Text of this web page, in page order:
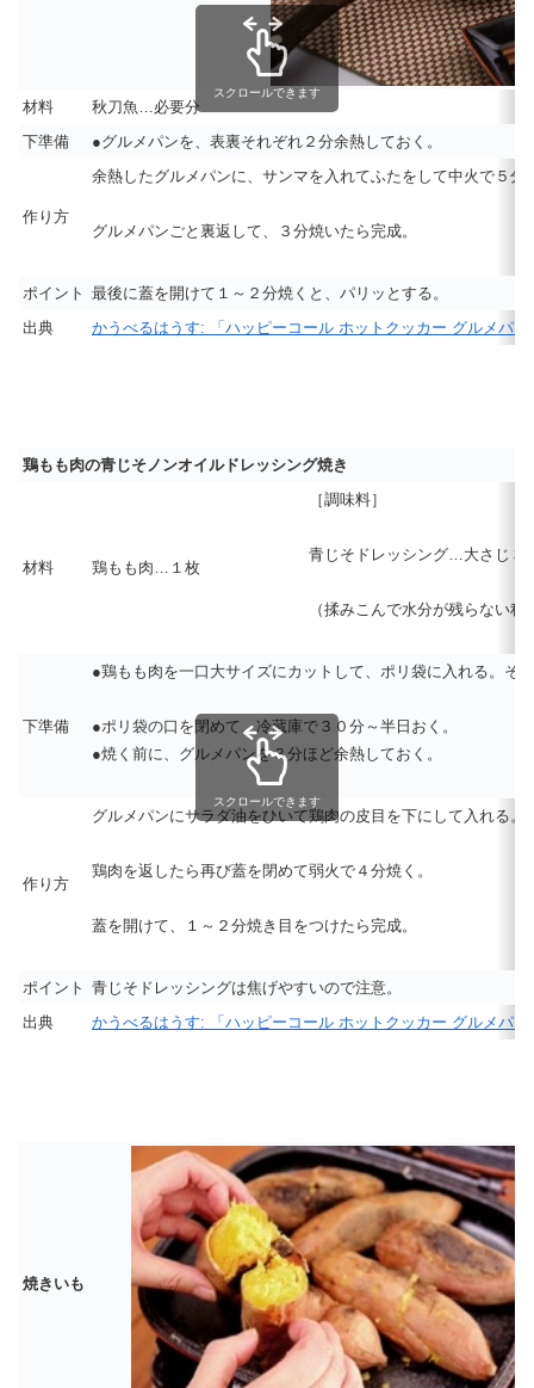
材料
秋刀魚…必要分
下準備
●グルメパンを、表裏それぞれ２分余熱しておく。
作り方
余熱したグルメパンに、サンマを入れてふたをして中火で５分
グルメパンごと裏返して、３分焼いたら完成。
ポイント 最後に蓋を開けて１～２分焼くと、パリッとする。
出典
かうべるはうす: 「ハッピーコール ホットクッカー グルメパン
スクロールできます
鶏もも肉の青じそノンオイルドレッシング焼き
材料 鶏もも肉…１枚
［調味料］
青じそドレッシング…大さじ３
（揉みこんで水分が残らない程
下準備
●鶏もも肉を一口大サイズにカットして、ポリ袋に入れる。そ
●ポリ袋の口を閉めて、冷蔵庫で３０分～半日おく。
●焼く前に、グルメパンを３分ほど余熱しておく 。
作り方
グルメパンにサラダ油をひいて鶏肉の皮目を下にして入れる。
鶏肉を返したら再び蓋を閉めて弱火で４分焼く。
蓋を開けて、１～２分焼き目をつけたら完成。
ポイント 青じそドレッシングは焦げやすいので注意。
出典
かうべるはうす: 「ハッピーコール ホットクッカー グルメパン
スクロールできます
焼きいも